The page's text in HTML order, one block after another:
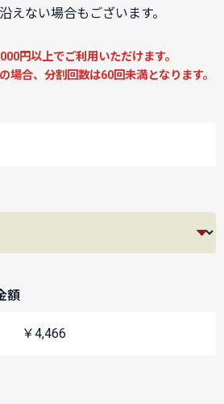
えない場合もございます。
円以上でご利用いただけます。
場合、分割回数は60回未満となります。
額
￥4,466